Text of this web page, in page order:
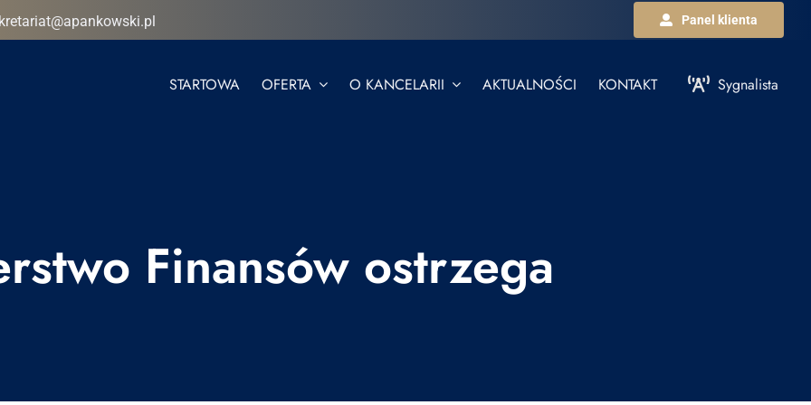
Panel klienta
STARTOWA OFERTA O KANCELARII AKTUALNOŚCI KONTAKT Sygnalista
Finansów ostrzega